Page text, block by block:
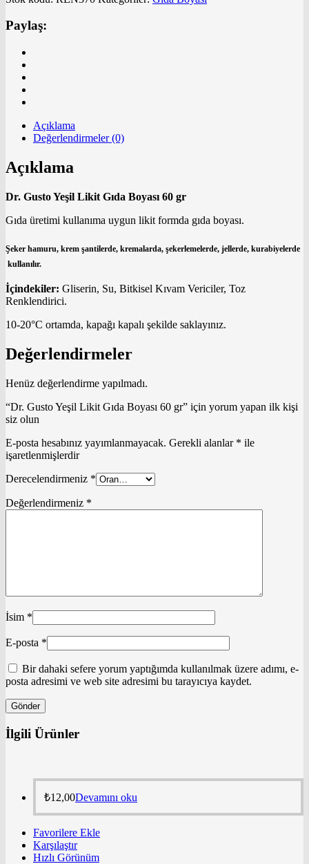
Paylaş:
Açıklama
Değerlendirmeler (0)
Açıklama
Dr. Gusto Yeşil Likit Gıda Boyası 60 gr
Gıda üretimi kullanıma uygun likit formda gıda boyası.
Şeker hamuru, krem şantilerde, kremalarda, şekerlemelerde, jellerde, kurabiyelerde
kullanılır.
İçindekiler: Gliserin, Su, Bitkisel Kıvam Vericiler, Toz
Renklendirici.
10-20°C ortamda, kapağı kapalı şekilde saklayınız.
Değerlendirmeler
Henüz değerlendirme yapılmadı.
“Dr. Gusto Yeşil Likit Gıda Boyası 60 gr” için yorum yapan ilk kişi
siz olun
E-posta hesabınız yayımlanmayacak. Gerekli alanlar * ile
işaretlenmişlerdir
Derecelendirmeniz *
Değerlendirmeniz *
İsim *
E-posta *
Bir dahaki sefere yorum yaptığımda kullanılmak üzere adımı, e-
posta adresimi ve web site adresimi bu tarayıcıya kaydet.
İlgili Ürünler
₺12,00Devamını oku
Favorilere Ekle
Karşılaştır
Hızlı Görünüm